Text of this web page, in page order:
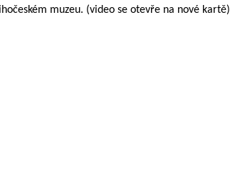
muzeu. (video se otevře na nové kartě)